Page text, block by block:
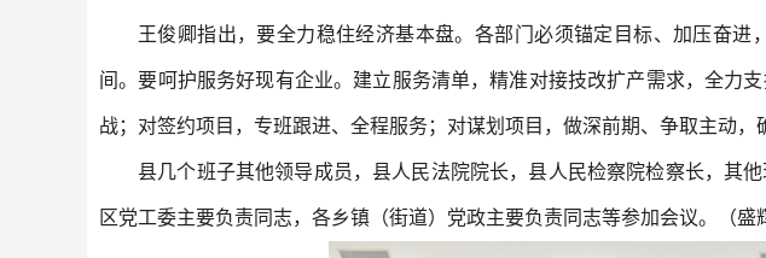
王俊卿指出，要全力稳住经济基本盘。各部门必须锚定目标、加压奋
间。要呵护服务好现有企业。建立服务清单，精准对接技改扩产需求，全力
战；对签约项目，专班跟进、全程服务；对谋划项目，做深前期、争取主动，
县几个班子其他领导成员，县人民法院院长，县人民检察院检察长，其
区党工委主要负责同志，各乡镇（街道）党政主要负责同志等参加会议。（盛